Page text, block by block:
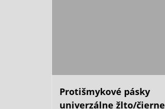
Protišmykové pásky
univerzálne žlto/čierne